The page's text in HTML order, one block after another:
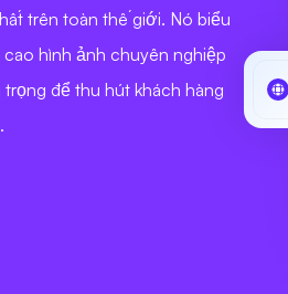
trên toàn thế giới. Nó biểu
hình ảnh chuyên nghiệp
để thu hút khách hàng